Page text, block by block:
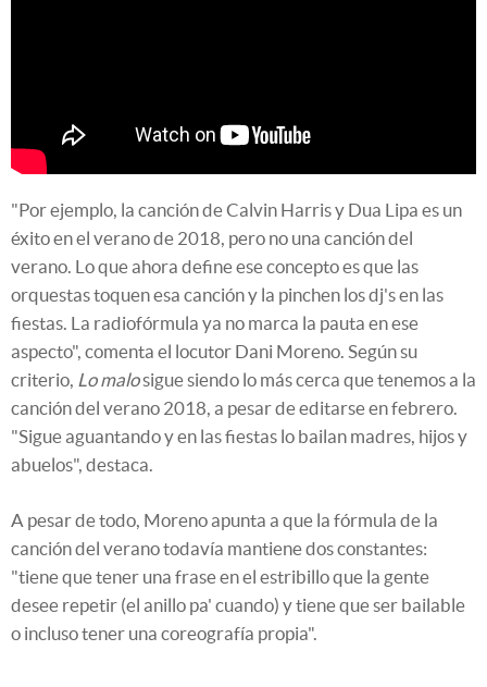
"Por ejemplo, la canción de Calvin Harris y Dua Lipa es un
éxito en el verano de 2018, pero no una canción del
verano. Lo que ahora define ese concepto es que las
orquestas toquen esa canción y la pinchen los dj's en las
fiestas. La radiofórmula ya no marca la pauta en ese
aspecto", comenta el locutor Dani Moreno. Según su
criterio, Lo malosigue siendo lo más cerca que tenemos a la
canción del verano 2018, a pesar de editarse en febrero.
"Sigue aguantando y en las fiestas lo bailan madres, hijos y
abuelos", destaca.
A pesar de todo, Moreno apunta a que la fórmula de la
canción del verano todavía mantiene dos constantes:
"tiene que tener una frase en el estribillo que la gente
desee repetir (el anillo pa' cuando) y tiene que ser bailable
o incluso tener una coreografía propia".